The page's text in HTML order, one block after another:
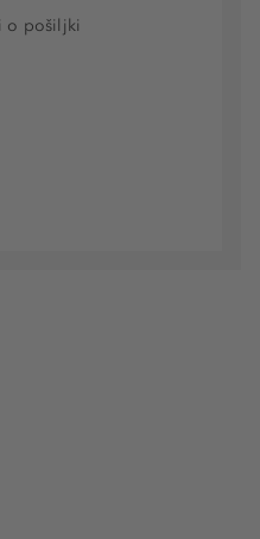
o pošiljki